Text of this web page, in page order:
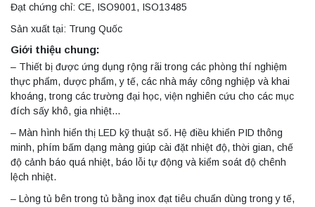
Đạt chứng chỉ: CE, ISO9001, ISO13485
Sản xuất tại: Trung Quốc
Giới thiệu chung:
– Thiết bị được ứng dụng rộng rãi trong các phòng thí nghiệm
thực phẩm, dược phẩm, y tế, các nhà máy công nghiệp và khai
khoáng, trong các trường đại học, viện nghiên cứu cho các mục
đích sấy khô, gia nhiệt…
– Màn hình hiển thị LED kỹ thuật số. Hệ điều khiển PID thông
minh, phím bấm dạng màng giúp cài đặt nhiệt độ, thời gian, chế
độ cảnh báo quá nhiệt, báo lỗi tự động và kiểm soát độ chênh
lệch nhiệt.
– Lòng tủ bên trong tủ bằng inox đạt tiêu chuẩn dùng trong y tế,